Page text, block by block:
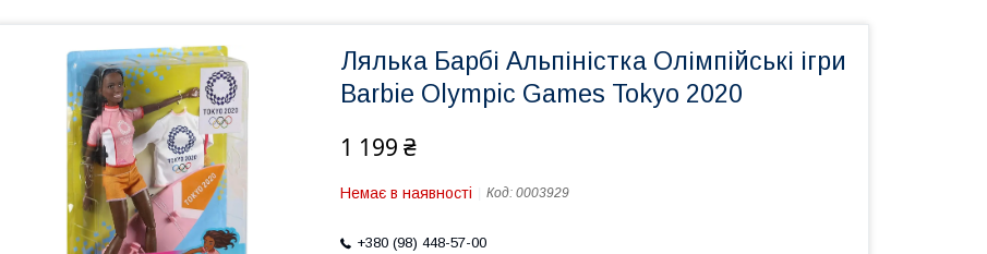
Лялька Барбі Альпіністка Олімпійські ігри
Barbie Olympic Games Tokyo 2020
1 199 ₴
Немає в наявності Код: 0003929
+380 (98) 448-57-00